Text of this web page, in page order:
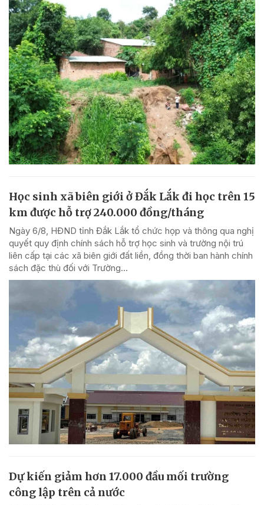
Học sinh xã biên giới ở Đắk Lắk đi học trên 15
km được hỗ trợ 240.000 đồng/tháng
Ngày 6/8, HĐND tỉnh Đắk Lắk tổ chức họp và thông qua nghị
quyết quy định chính sách hỗ trợ học sinh và trường nội trú
liên cấp tại các xã biên giới đất liền, đồng thời ban hành chính
sách đặc thù đối với Trường...
Dự kiến giảm hơn 17.000 đầu mối trường
công lập trên cả nước